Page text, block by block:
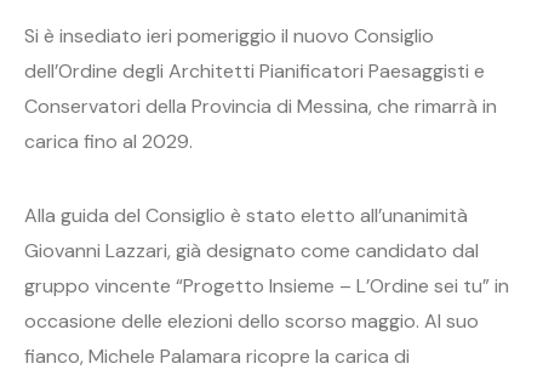
Si è insediato ieri pomeriggio il nuovo Consiglio
dell’Ordine degli Architetti Pianificatori Paesaggisti e
Conservatori della Provincia di Messina, che rimarrà in
carica fino al 2029.
Alla guida del Consiglio è stato eletto all’unanimità
Giovanni Lazzari, già designato come candidato dal
gruppo vincente “Progetto Insieme – L’Ordine sei tu” in
occasione delle elezioni dello scorso maggio. Al suo
fianco, Michele Palamara ricopre la carica di